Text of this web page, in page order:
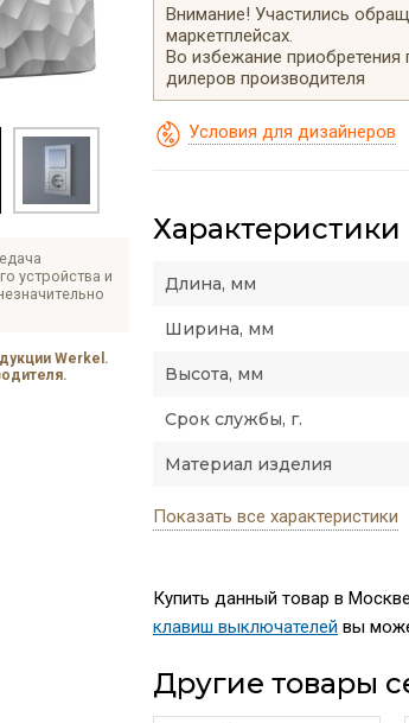
устройства и
Werkel.
Внимание! Участились
маркетплейсах.
Во избежание
дилеров производителя
Условия для дизайнеров
Характеристики
Длина, мм
Ширина, мм
Высота, мм
Срок службы, г.
Материал изделия
Показать все характеристики
Купить данный товар в
клавиш выключателей вы
Другие товары